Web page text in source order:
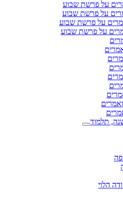
על פרשת שבוע
על פרשת שבוע
על פרשת שבוע
על פרשת שבוע
תלמוד
הלוי